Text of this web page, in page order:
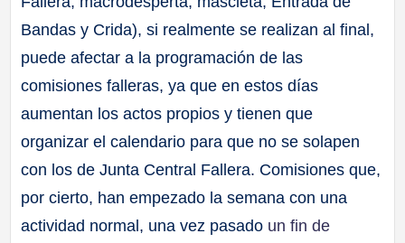
Bandas y Crida), si realmente se realizan al final,
puede afectar a la programación de las
comisiones falleras, ya que en estos días
aumentan los actos propios y tienen que
organizar el calendario para que no se solapen
con los de Junta Central Fallera. Comisiones que,
por cierto, han empezado la semana con una
actividad normal, una vez pasado un fin de